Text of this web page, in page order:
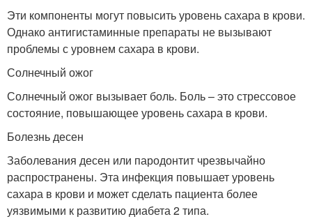
Эти компоненты могут повысить уровень сахара в крови.
Однако антигистаминные препараты не вызывают
проблемы с уровнем сахара в крови.
Солнечный ожог
Солнечный ожог вызывает боль. Боль – это стрессовое
состояние, повышающее уровень сахара в крови.
Болезнь десен
Заболевания десен или пародонтит чрезвычайно
распространены. Эта инфекция повышает уровень
сахара в крови и может сделать пациента более
уязвимыми к развитию диабета 2 типа.